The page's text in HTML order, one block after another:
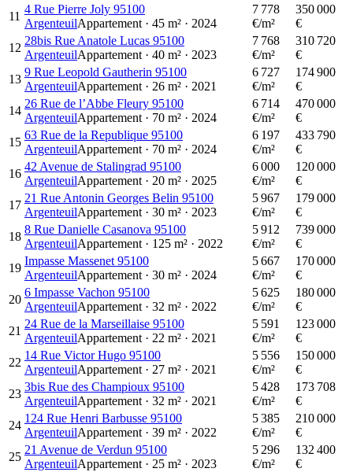
11
4 Rue Pierre Joly 95100
ArgenteuilAppartement · 45 m² · 2024
7 778
€/m²
350 000
€
12
28bis Rue Anatole Lucas 95100
ArgenteuilAppartement · 40 m² · 2023
7 768
€/m²
310 720
€
13
9 Rue Leopold Gautherin 95100
ArgenteuilAppartement · 26 m² · 2021
6 727
€/m²
174 900
€
14
26 Rue de l’Abbe Fleury 95100
ArgenteuilAppartement · 70 m² · 2024
6 714
€/m²
470 000
€
15
63 Rue de la Republique 95100
ArgenteuilAppartement · 70 m² · 2024
6 197
€/m²
433 790
€
16
42 Avenue de Stalingrad 95100
ArgenteuilAppartement · 20 m² · 2025
6 000
€/m²
120 000
€
17
21 Rue Antonin Georges Belin 95100
ArgenteuilAppartement · 30 m² · 2023
5 967
€/m²
179 000
€
18
8 Rue Danielle Casanova 95100
ArgenteuilAppartement · 125 m² · 2022
5 912
€/m²
739 000
€
19
Impasse Massenet 95100
ArgenteuilAppartement · 30 m² · 2024
5 667
€/m²
170 000
€
20
6 Impasse Vachon 95100
ArgenteuilAppartement · 32 m² · 2022
5 625
€/m²
180 000
€
21
24 Rue de la Marseillaise 95100
ArgenteuilAppartement · 22 m² · 2021
5 591
€/m²
123 000
€
22
14 Rue Victor Hugo 95100
ArgenteuilAppartement · 27 m² · 2021
5 556
€/m²
150 000
€
23
3bis Rue des Champioux 95100
ArgenteuilAppartement · 32 m² · 2021
5 428
€/m²
173 708
€
24
124 Rue Henri Barbusse 95100
ArgenteuilAppartement · 39 m² · 2022
5 385
€/m²
210 000
€
25
21 Avenue de Verdun 95100
ArgenteuilAppartement · 25 m² · 2023
5 296
€/m²
132 400
€